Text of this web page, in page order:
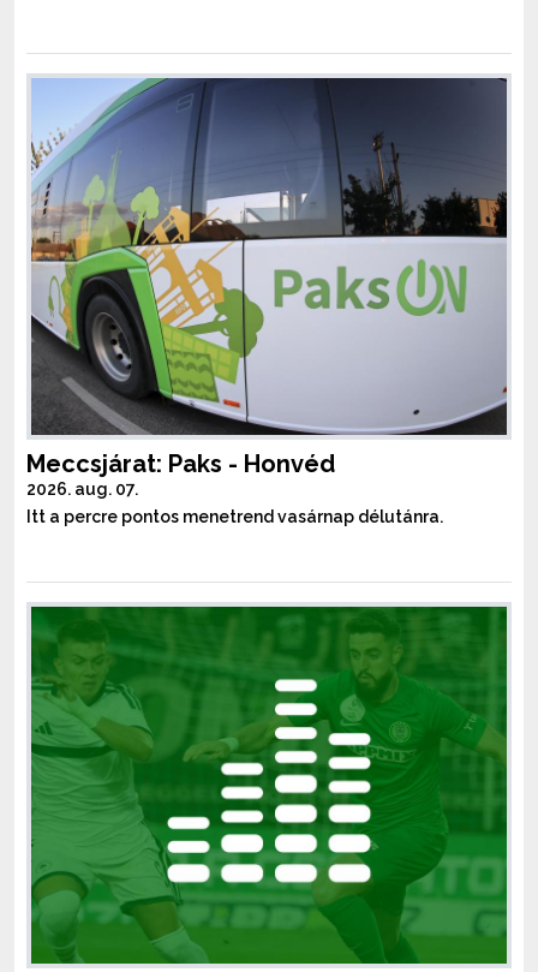
Meccsjárat: Paks - Honvéd
2026. aug. 07.
Itt a percre pontos menetrend vasárnap délutánra.